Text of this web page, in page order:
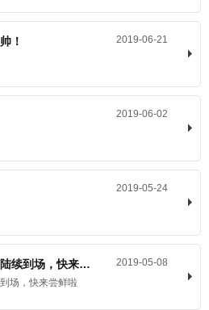
2019-06-21
！
2019-06-02
2019-05-24
2019-05-08
临沂嘉兴水果市场整柜荔枝陆续到场，快来尝鲜啦
场，快来尝鲜啦